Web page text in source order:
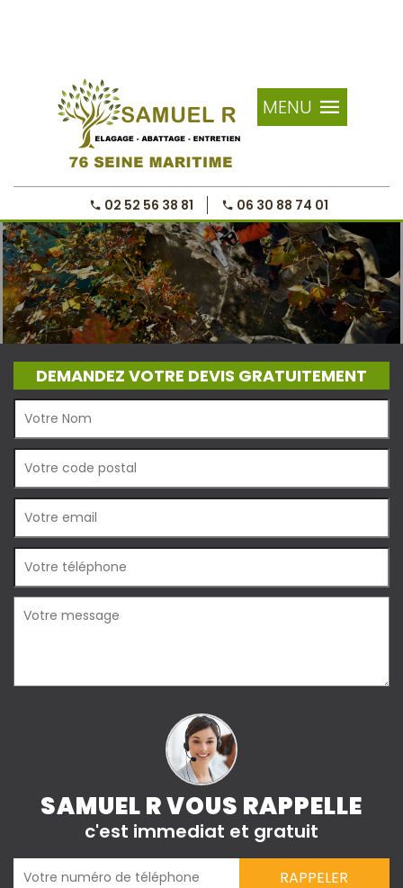
MENU
02 52 56 38 81 06 30 88 74 01
DEMANDEZ VOTRE DEVIS GRATUITEMENT
SAMUEL R VOUS RAPPELLE
c'est immediat et gratuit